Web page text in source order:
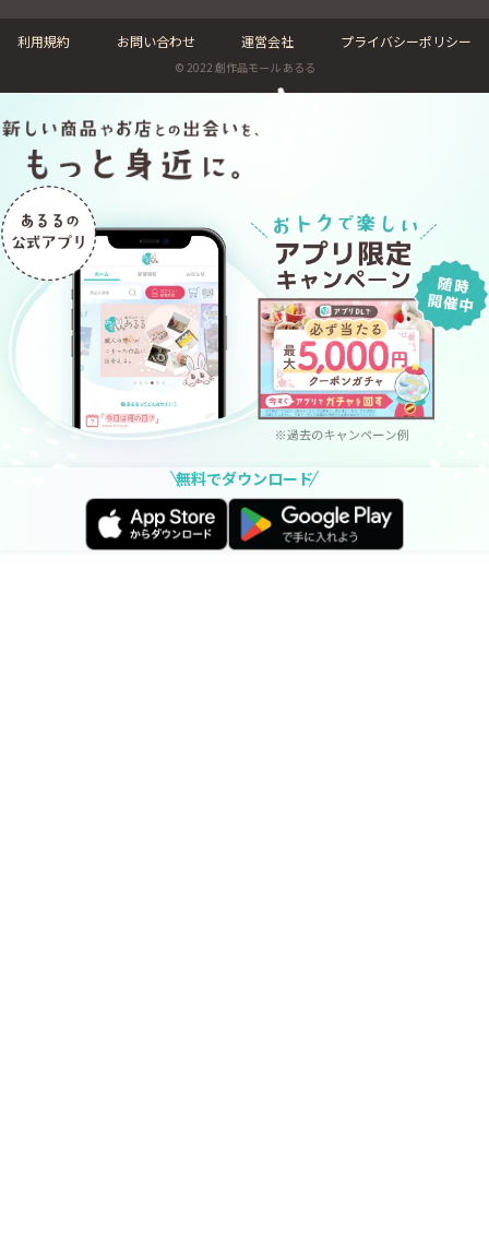
利用規約 お問い合わせ 運営会社 プライバシーポリシー
© 2022 創作品モール あるる
無料でダウンロード